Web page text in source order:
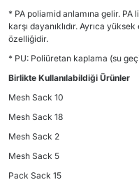
* PA poliamid anlamına gelir.
karşı dayanıklıdır. Ayrıca
özelliğidir.
* PU: Poliüretan kaplama (su
Birlikte Kullanılabildiği Ürünler
Mesh Sack 10
Mesh Sack 18
Mesh Sack 2
Mesh Sack 5
Pack Sack 15